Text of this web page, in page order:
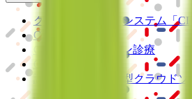
クラウド診療 支援システム
「
CLINICS予約
CLINICSオンライン診療
調剤薬局向け統合型クラウドソ